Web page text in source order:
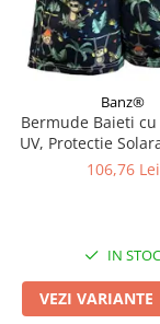
Banz®
Bermude Baieti
UV, Protectie
Navy Jungle,106,76 Lei
IN STOC
VEZI VARIANTE